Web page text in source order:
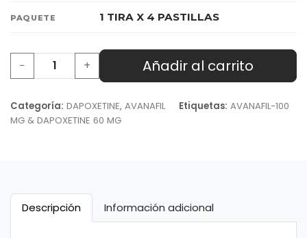
PAQUETE 1 TIRA X 4 PASTILLAS
− + Añadir al carrito
Categoría: DAPOXETINE, AVANAFIL Etiquetas: AVANAFIL-100
MG & DAPOXETINE 60 MG
Descripción Información adicional